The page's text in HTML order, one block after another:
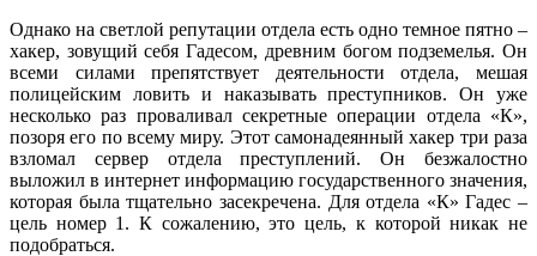
Однако на светлой репутации отдела есть одно темное пятно –
хакер, зовущий себя Гадесом, древним богом подземелья. Он
всеми силами препятствует деятельности отдела, мешая
полицейским ловить и наказывать преступников. Он уже
несколько раз проваливал секретные операции отдела «К»,
позоря его по всему миру. Этот самонадеянный хакер три раза
взломал сервер отдела преступлений. Он безжалостно
выложил в интернет информацию государственного значения,
которая была тщательно засекречена. Для отдела «К» Гадес –
цель номер 1. К сожалению, это цель, к которой никак не
подобраться.